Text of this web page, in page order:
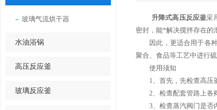
玻璃气流烘干器
水油浴锅
高压反应釜
玻璃反应釜
升降式高压反应釜采
密封，能*解决搅拌存在的
因此，更适合用于各种
聚合、食品等工艺中进行
使用须知
1、首先，先检查高压釜
2、检查配套管路上各
3、检查蒸汽阀门是否